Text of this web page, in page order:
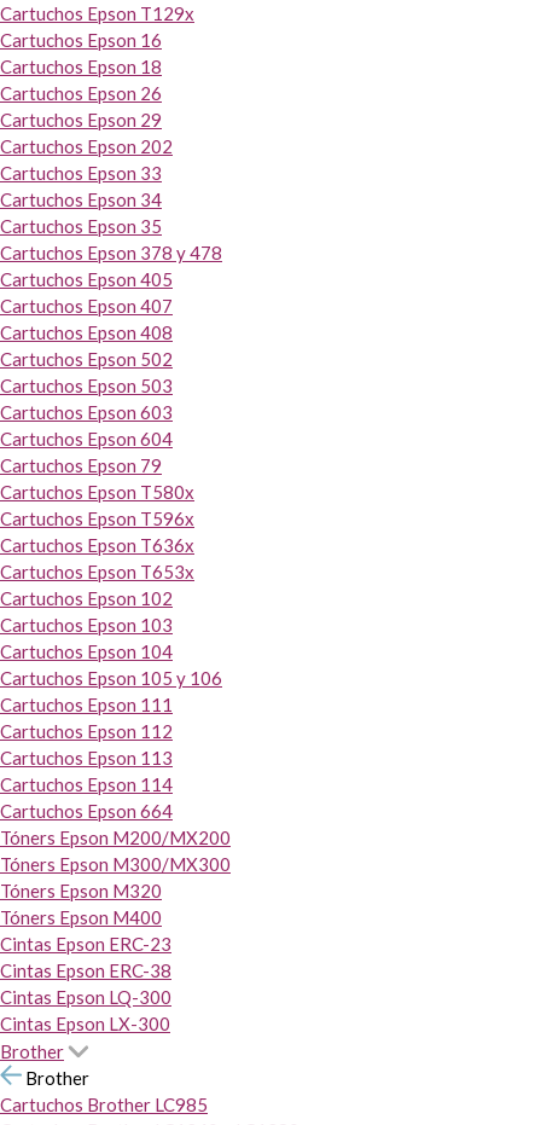
Cartuchos Epson T129x
Cartuchos Epson 16
Cartuchos Epson 18
Cartuchos Epson 26
Cartuchos Epson 29
Cartuchos Epson 202
Cartuchos Epson 33
Cartuchos Epson 34
Cartuchos Epson 35
Cartuchos Epson 378 y 478
Cartuchos Epson 405
Cartuchos Epson 407
Cartuchos Epson 408
Cartuchos Epson 502
Cartuchos Epson 503
Cartuchos Epson 603
Cartuchos Epson 604
Cartuchos Epson 79
Cartuchos Epson T580x
Cartuchos Epson T596x
Cartuchos Epson T636x
Cartuchos Epson T653x
Cartuchos Epson 102
Cartuchos Epson 103
Cartuchos Epson 104
Cartuchos Epson 105 y 106
Cartuchos Epson 111
Cartuchos Epson 112
Cartuchos Epson 113
Cartuchos Epson 114
Cartuchos Epson 664
Tóners Epson M200/MX200
Tóners Epson M300/MX300
Tóners Epson M320
Tóners Epson M400
Cintas Epson ERC-23
Cintas Epson ERC-38
Cintas Epson LQ-300
Cintas Epson LX-300
Brother
Brother
Cartuchos Brother LC985